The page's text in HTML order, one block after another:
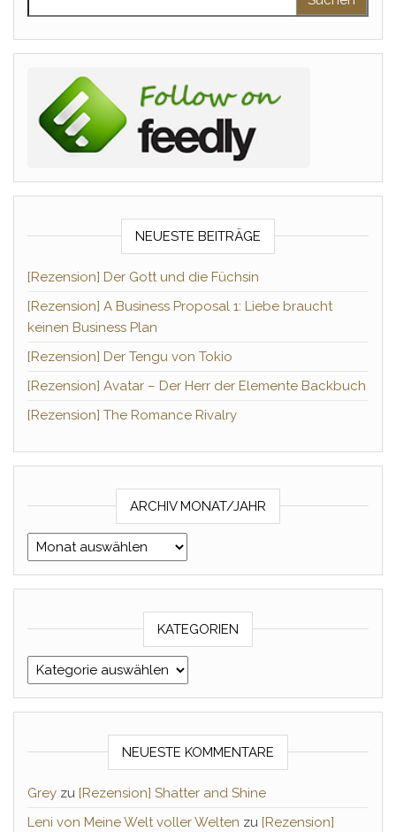
NEUESTE BEITRÄGE
[Rezension] Der Gott und die Füchsin
[Rezension] A Business Proposal 1: Liebe braucht
keinen Business Plan
[Rezension] Der Tengu von Tokio
[Rezension] Avatar – Der Herr der Elemente Backbuch
[Rezension] The Romance Rivalry
ARCHIV MONAT/JAHR
Archiv Monat/Jahr
KATEGORIEN
Kategorien
NEUESTE KOMMENTARE
Grey zu [Rezension] Shatter and Shine
Leni von Meine Welt voller Welten zu [Rezension]